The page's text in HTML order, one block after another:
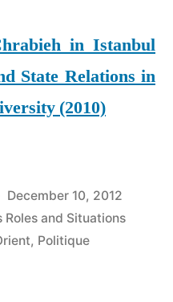
in Istanbul
State Relations in
(2010)
December 10, 2012
Roles and Situations
, Politique